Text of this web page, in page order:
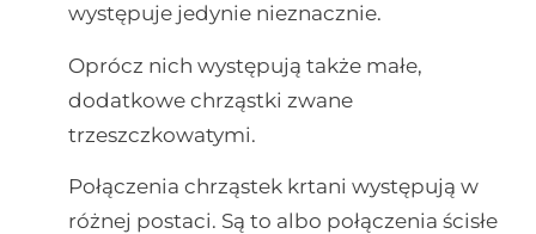
występuje jedynie nieznacznie.
Oprócz nich występują także małe,
dodatkowe chrząstki zwane
trzeszczkowatymi.
Połączenia chrząstek krtani występują w
różnej postaci. Są to albo połączenia ścisłe